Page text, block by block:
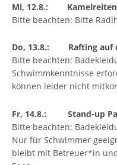
Mi, 12.8.: Kamelreiten
Bitte beachten: Bitte
Do, 13.8.: Rafting auf
Bitte beachten:
Schwimmkenntnisse
können leider nicht
Fr, 14.8.: Stand-up
Bitte beachten:
Nur für Schwimmer
bleibt mit Betreuer*in